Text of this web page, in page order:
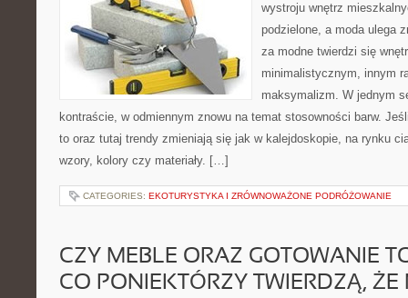
wystroju wnętrz
podzielone, a moda ulega
za modne twierdzi się
minimalistycznym, innym
maksymalizm. W jednym
kontraście, w odmiennym znowu na temat stosowności barw.
to oraz tutaj trendy zmieniają się jak w kalejdoskopie, na rynku
wzory, kolory czy materiały. […]
CATEGORIES: EKOTURYSTYKA I ZRÓWNOWAŻONE PODRÓŻOWANIE
CZY MEBLE ORAZ GOTOWANIE
CO PONIEKTÓRZY TWIERDZĄ, ŻE